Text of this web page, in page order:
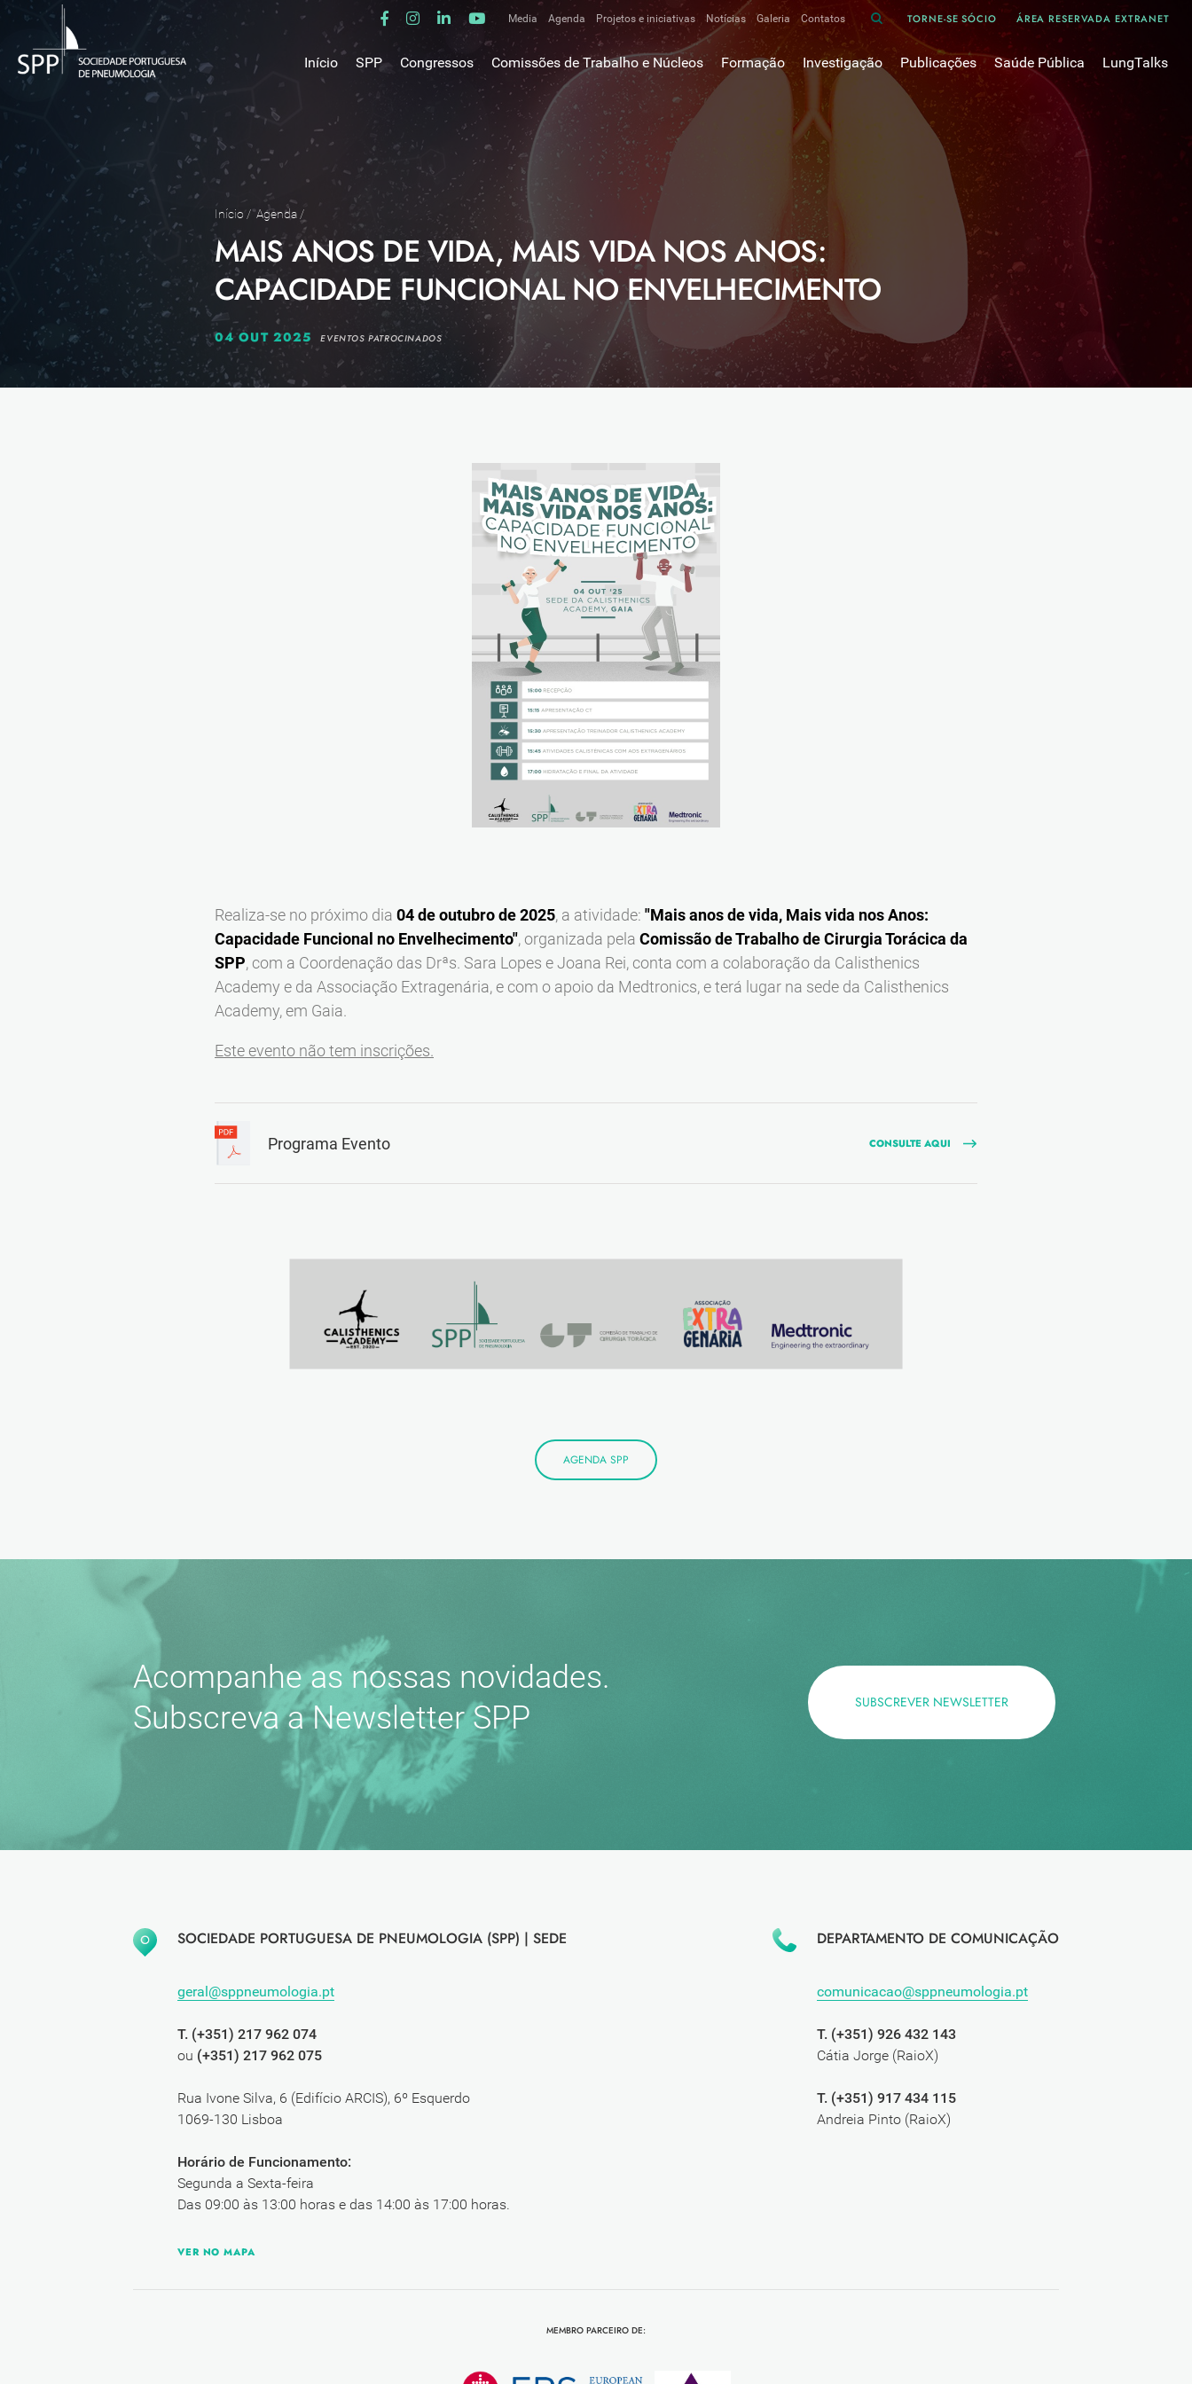
Media
Comunicados de imprensa
Clipping
Agenda Projetos e iniciativas Notícias Galeria Contatos TORNE-SE SÓCIO ÁREA RESERVADA EXTRANET
Início SPP
Mensagem do Presidente
Estrutura
Estatutos
Núcleo Museológico
Parceiros
Como tornar-se sócio
Medalhas de ouro SPP
Congressos Comissões de Trabalho e Núcleos
Comissões de trabalho
Alergologia Respiratória
Bronquiectasias
Cirurgia Torácica
Doente Crítico Respiratório
Doenças Ocupacionais e do Ambiente
Doenças Vasculares Pulmonares
Fisiopatologia Respiratória e DPOC
Infecciologia Respiratória
Patologia Respiratória do Sono
Pneumologia Oncológica
Ventilação Domiciliária
Núcleos e Grupo de Estudos
Núcleo de Cardiopneumologistas
Núcleo de Enfermeiros
Núcleo de Fisioterapeutas Respiratórios
Núcleo Jovens Pneumologistas
Grupo de Estudos Défice de Alfa-1 Antitripsina
Núcleo de Estudo de Fibrose Quística
Formação
Escola da Ciência
Hot Topics em Pneumologia
Fórum das Comissões de Trabalho
Outros cursos
Investigação
Bases de dados
Prémios e Bolsas
Projectos de Investigação
Publicações
Divulgação
Oxigénio
Revistas Científicas
Pulmonology
Pesquisa Bibliográfica
Revistas Médicas
Revisões, Recomendações e Tomadas de Posição
50 anos Sociedade Portuguesa de Pneumologia
Livros Publicados
Saúde Pública
Cancro do pulmão
Cuidados Respiratórios Domiciliários
Dispositivos Inalatórios
Pneumonia
Tabagismo
Tuberculose
LungTalks
Início /Agenda /
MAIS ANOS DE VIDA, MAIS VIDA NOS ANOS:
CAPACIDADE FUNCIONAL NO ENVELHECIMENTO
04 OUT 2025 EVENTOS PATROCINADOS
Realiza-se no próximo dia 04 de outubro de 2025, a atividade: "Mais anos de vida, Mais vida nos Anos:
Capacidade Funcional no Envelhecimento", organizada pela Comissão de Trabalho de Cirurgia Torácica da
SPP, com a Coordenação das Drªs. Sara Lopes e Joana Rei, conta com a colaboração da Calisthenics
Academy e da Associação Extragenária, e com o apoio da Medtronics, e terá lugar na sede da Calisthenics
Academy, em Gaia.
Este evento não tem inscrições.
Programa Evento CONSULTE AQUI
AGENDA SPP
Acompanhe as nossas novidades.
Subscreva a Newsletter SPP
SUBSCREVER NEWSLETTER
SOCIEDADE PORTUGUESA DE PNEUMOLOGIA (SPP) | SEDE
geral@sppneumologia.pt
T. (+351) 217 962 074
ou (+351) 217 962 075
Rua Ivone Silva, 6 (Edifício ARCIS), 6º Esquerdo
1069-130 Lisboa
Horário de Funcionamento:
Segunda a Sexta-feira
Das 09:00 às 13:00 horas e das 14:00 às 17:00 horas.
VER NO MAPA
DEPARTAMENTO DE COMUNICAÇÃO
comunicacao@sppneumologia.pt
T. (+351) 926 432 143
Cátia Jorge (RaioX)
T. (+351) 917 434 115
Andreia Pinto (RaioX)
MEMBRO PARCEIRO DE: